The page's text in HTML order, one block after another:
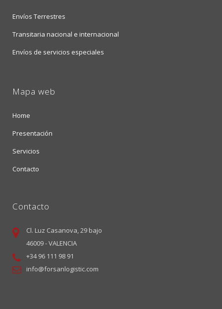
Envíos Terrestres
Transitaria nacional e internacional
Envíos de servicios especiales
Mapa web
Home
Presentación
Servicios
Contacto
Contacto
Cl. Luz Casanova, 29 bajo
46009 - VALENCIA
+34 96 111 98 91
info@forsanlogistic.com